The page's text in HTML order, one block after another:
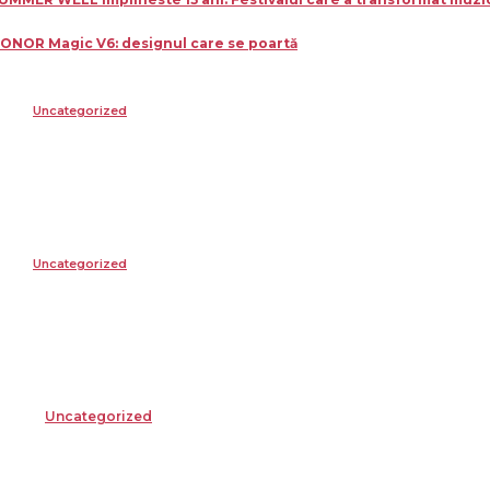
Magic V6: designul care se poartă
Uncategorized
Uncategorized
Uncategorized